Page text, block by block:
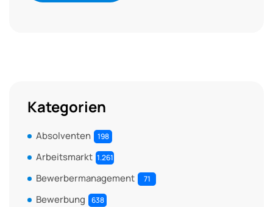
Kategorien
Absolventen 198
Arbeitsmarkt 1.261
Bewerbermanagement 71
Bewerbung 638